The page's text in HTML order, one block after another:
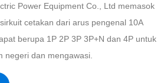
Power Equipment Co., Ltd memasok
cetakan dari arus pengenal 10A
berupa 1P 2P 3P 3P+N dan 4P untuk
negeri dan mengawasi.